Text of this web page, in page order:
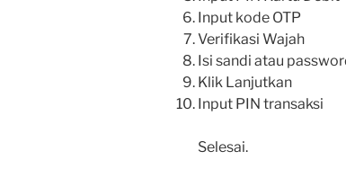
Input kode OTP
Verifikasi Wajah
Isi sandi atau
Klik Lanjutkan
Input PIN transaksi
Selesai.